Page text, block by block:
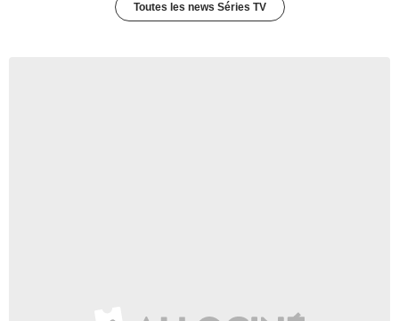
Toutes les news Séries TV